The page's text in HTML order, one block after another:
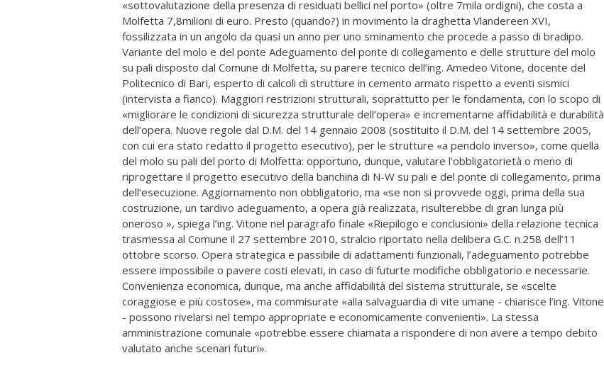
«sottovalutazione della presenza di residuati bellici nel porto» (oltre 7mila ordigni), che costa a
Molfetta 7,8milioni di euro. Presto (quando?) in movimento la draghetta Vlandereen XVI,
fossilizzata in un angolo da quasi un anno per uno sminamento che procede a passo di bradipo.
Variante del molo e del ponte Adeguamento del ponte di collegamento e delle strutture del molo
su pali disposto dal Comune di Molfetta, su parere tecnico dell’ing. Amedeo Vitone, docente del
Politecnico di Bari, esperto di calcoli di strutture in cemento armato rispetto a eventi sismici
(intervista a fianco). Maggiori restrizioni strutturali, soprattutto per le fondamenta, con lo scopo di
«migliorare le condizioni di sicurezza strutturale dell’opera» e incrementarne affidabilità e durabilità
dell’opera. Nuove regole dal D.M. del 14 gennaio 2008 (sostituito il D.M. del 14 settembre 2005,
con cui era stato redatto il progetto esecutivo), per le strutture «a pendolo inverso», come quella
del molo su pali del porto di Molfetta: opportuno, dunque, valutare l’obbligatorietà o meno di
riprogettare il progetto esecutivo della banchina di N-W su pali e del ponte di collegamento, prima
dell’esecuzione. Aggiornamento non obbligatorio, ma «se non si provvede oggi, prima della sua
costruzione, un tardivo adeguamento, a opera già realizzata, risulterebbe di gran lunga più
oneroso », spiega l’ing. Vitone nel paragrafo finale «Riepilogo e conclusioni» della relazione tecnica
trasmessa al Comune il 27 settembre 2010, stralcio riportato nella delibera G.C. n.258 dell’11
ottobre scorso. Opera strategica e passibile di adattamenti funzionali, l’adeguamento potrebbe
essere impossibile o pavere costi elevati, in caso di futurte modifiche obbligatorio e necessarie.
Convenienza economica, dunque, ma anche affidabilità del sistema strutturale, se «scelte
coraggiose e più costose», ma commisurate «alla salvaguardia di vite umane - chiarisce l’ing. Vitone
- possono rivelarsi nel tempo appropriate e economicamente convenienti». La stessa
amministrazione comunale «potrebbe essere chiamata a rispondere di non avere a tempo debito
valutato anche scenari futuri».